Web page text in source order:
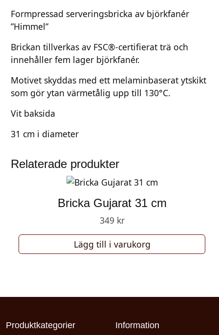
c
m
m
ä
g
d
Formpressad serveringsbricka av björkfanér
”Himmel”
Brickan tillverkas av FSC®-certifierat trä och
innehåller fem lager björkfanér.
Motivet skyddas med ett melaminbaserat ytskikt
som gör ytan värmetålig upp till 130°C.
Vit baksida
31 cm i diameter
Relaterade produkter
Bricka Gujarat 31 cm
349 kr
Lägg till i varukorg
Produktkategorier Information